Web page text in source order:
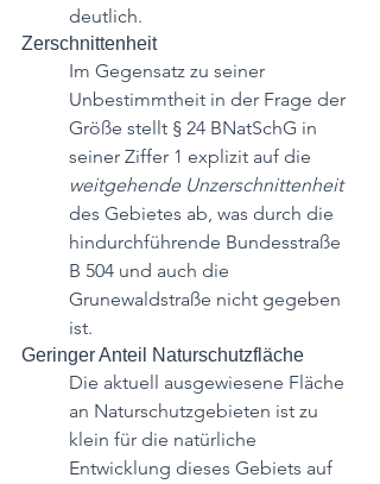
deutlich.
Zerschnittenheit
Im Gegensatz zu seiner
Unbestimmtheit in der Frage der
Größe stellt § 24 BNatSchG in
seiner Ziffer 1 explizit auf die
weitgehende Unzerschnittenheit
des Gebietes ab, was durch die
hindurchführende Bundesstraße
B 504 und auch die
Grunewaldstraße nicht gegeben
ist.
Geringer Anteil Naturschutzfläche
Die aktuell ausgewiesene Fläche
an Naturschutzgebieten ist zu
klein für die natürliche
Entwicklung dieses Gebiets auf